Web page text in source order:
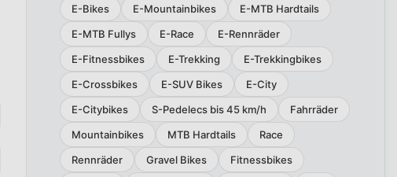
E-Bikes E-Mountainbikes
E-MTB Hardtails
E-MTB Fullys
E-Race
E-Rennräder
E-Fitnessbikes
E-Trekking
E-Trekkingbikes
E-Crossbikes
E-SUV Bikes
E-City
E-Citybikes
S-Pedelecs bis 45 km/h
Fahrräder
Mountainbikes
MTB Hardtails
Race
Rennräder
Gravel Bikes
Fitnessbikes